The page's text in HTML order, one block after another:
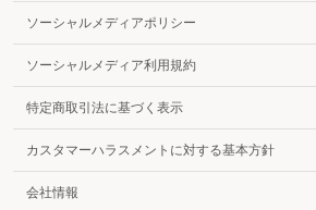
ソーシャルメディアポリシー
ソーシャルメディア利用規約
特定商取引法に基づく表示
カスタマーハラスメントに対する基本方針
会社情報